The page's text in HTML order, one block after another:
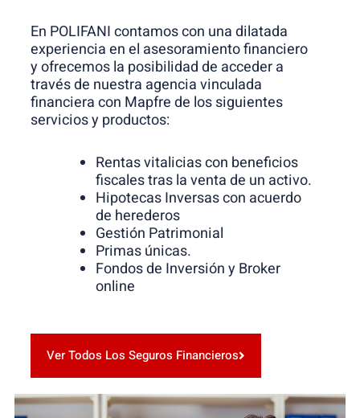
En POLIFANI contamos con una dilatada
experiencia en el asesoramiento financiero
y ofrecemos la posibilidad de acceder a
través de nuestra agencia vinculada
financiera con Mapfre de los siguientes
servicios y productos:
Rentas vitalicias con beneficios
fiscales tras la venta de un activo.
Hipotecas Inversas con acuerdo
de herederos
Gestión Patrimonial
Primas únicas.
Fondos de Inversión y Broker
online
Ver Todos Los Seguros Financieros